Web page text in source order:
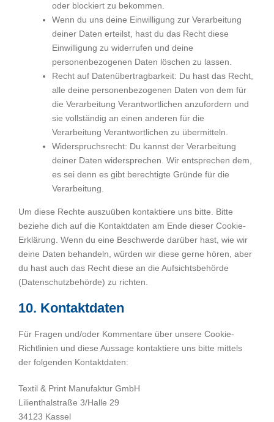
oder blockiert zu bekommen.
Wenn du uns deine Einwilligung zur Verarbeitung
deiner Daten erteilst, hast du das Recht diese
Einwilligung zu widerrufen und deine
personenbezogenen Daten löschen zu lassen.
Recht auf Datenübertragbarkeit: Du hast das Recht,
alle deine personenbezogenen Daten von dem für
die Verarbeitung Verantwortlichen anzufordern und
sie vollständig an einen anderen für die
Verarbeitung Verantwortlichen zu übermitteln.
Widerspruchsrecht: Du kannst der Verarbeitung
deiner Daten widersprechen. Wir entsprechen dem,
es sei denn es gibt berechtigte Gründe für die
Verarbeitung.
Um diese Rechte auszuüben kontaktiere uns bitte. Bitte
beziehe dich auf die Kontaktdaten am Ende dieser Cookie-
Erklärung. Wenn du eine Beschwerde darüber hast, wie wir
deine Daten behandeln, würden wir diese gerne hören, aber
du hast auch das Recht diese an die Aufsichtsbehörde
(Datenschutzbehörde) zu richten.
10. Kontaktdaten
Für Fragen und/oder Kommentare über unsere Cookie-
Richtlinien und diese Aussage kontaktiere uns bitte mittels
der folgenden Kontaktdaten:
Textil & Print Manufaktur GmbH
Lilienthalstraße 3/Halle 29
34123 Kassel